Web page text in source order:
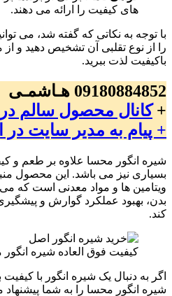
های کیفیت را ارائه می دهند.
با توجه به نکاتی که گفته شد، می
را از نوع تقلبی آن تشخیص دهید
باکیفیت لذت ببرید.
09180884852 هـاشمـی
+کانال محصول سالم در
+ پیام به مدیر سایت در
شیره انگور محسا علاوه بر طعم و
بسیاری نیز می باشد. این محصول
ویتامین ها و مواد معدنی است که
بدن، بهبود عملکرد گوارش و
کند.
کیفیت فوق العاده شیره
اگر به دنبال یک شیره انگور با
شیره انگور محسا را به شما پیشنهاد